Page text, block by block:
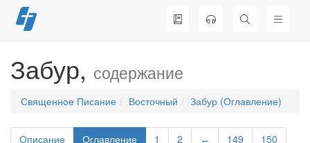
Перейти
к
Забур, содержание
Священное Писание Восточный Забур (Оглавление)
Описание Оглавление 1 2 ↔ 149 150